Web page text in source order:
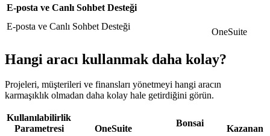
E-posta ve Canlı Sohbet Desteği
E-posta ve Canlı Sohbet Desteği
OneSuite
Hangi aracı kullanmak daha kolay?
Projeleri, müşterileri ve finansları yönetmeyi hangi aracın
karmaşıklık olmadan daha kolay hale getirdiğini görün.
Kullanılabilirlik
Parametresi
OneSuite
Bonsai
Kazanan